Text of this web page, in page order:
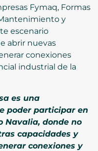
Fymaq, Formas
y
escenario
abrir nuevas
conexiones
industrial de la
es una
poder participar en
Navalia, donde no
capacidades y
conexiones y